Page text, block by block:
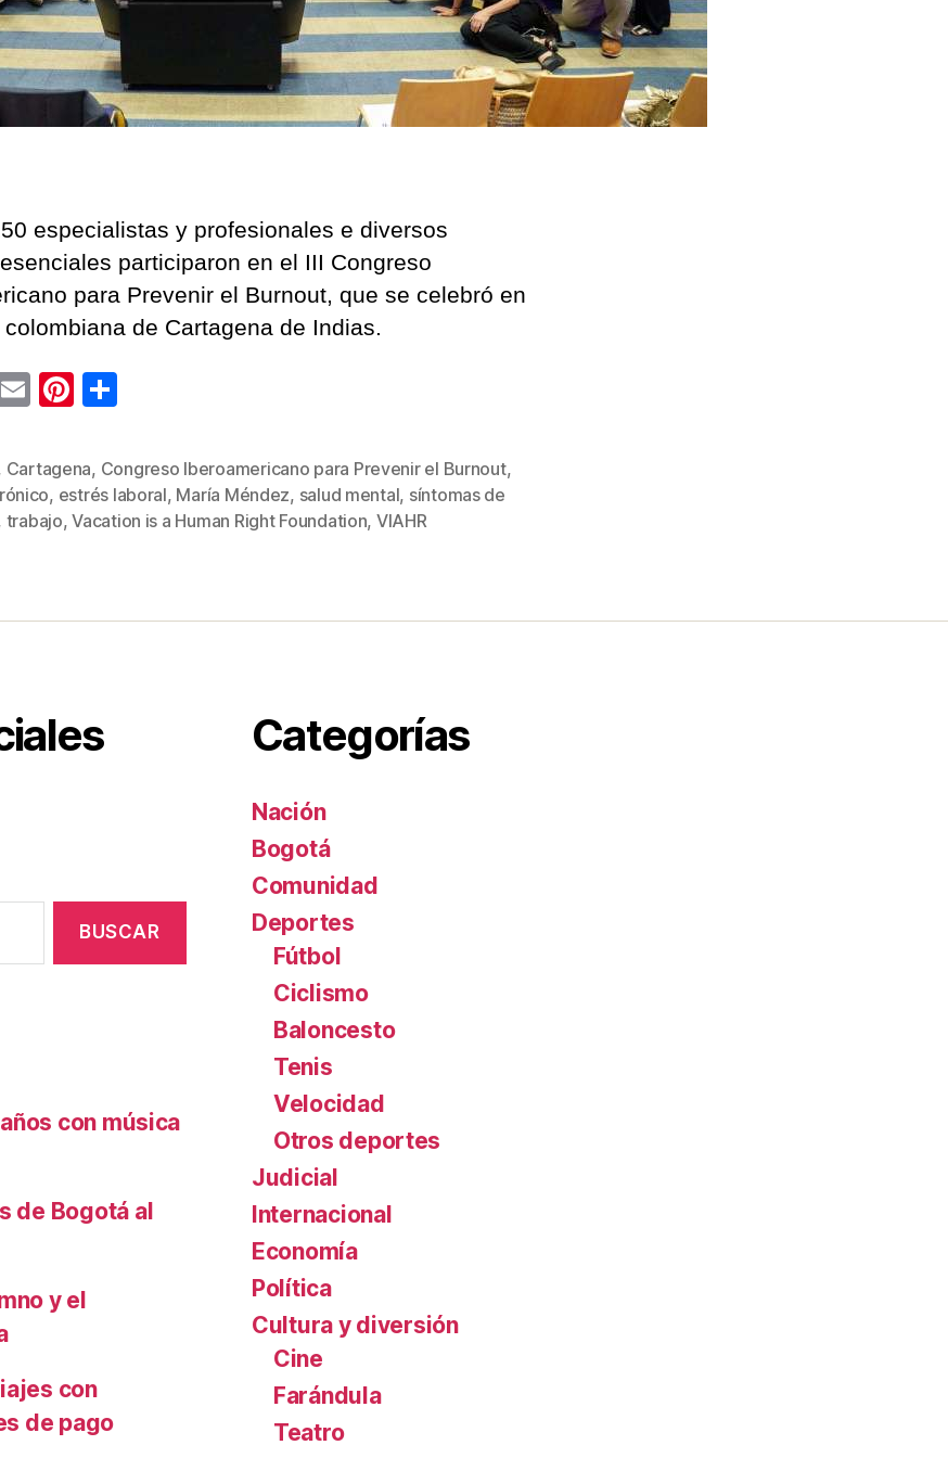
especialistas y profesionales e diversos
participaron en el III Congreso
para Prevenir el Burnout, que se celebró en
de Cartagena de Indias.
T
E
ail
Pi
er
e
st
m
p
ar
Cartagena, Congreso Iberoamericano para Prevenir el Burnout,
, estrés laboral, María Méndez, salud mental, síntomas de
trabajo,Vacation is a Human Right Foundation, VIAHR
con música
de Bogotá al
y el
con
de pago
Categorías
Nación
Bogotá
Comunidad
Deportes
Fútbol
Ciclismo
Baloncesto
Tenis
Velocidad
Otros deportes
Judicial
Internacional
Economía
Política
Cultura y diversión
Cine
Farándula
Teatro